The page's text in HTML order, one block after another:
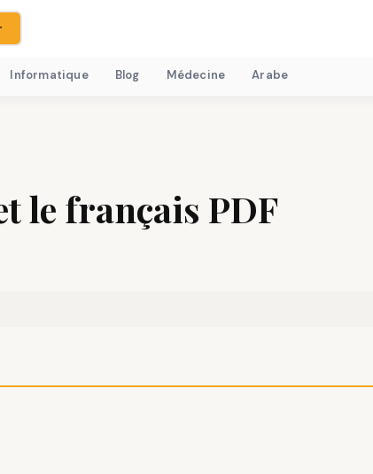
Informatique Blog Médecine Arabe
le français PDF